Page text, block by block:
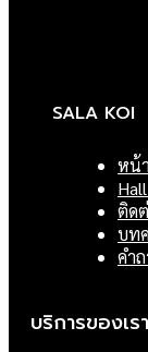
SALA KOI
หน้
ติด
บท
คำ
บริการของเรา